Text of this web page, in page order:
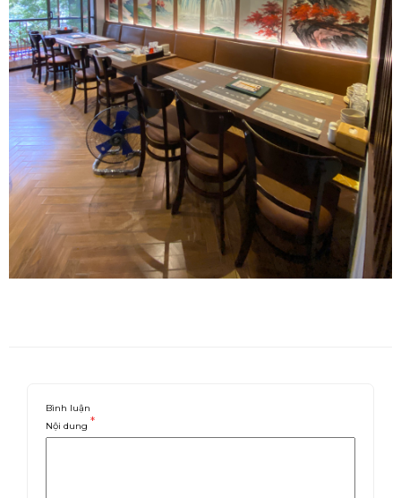
Bình luận
Nội dung *